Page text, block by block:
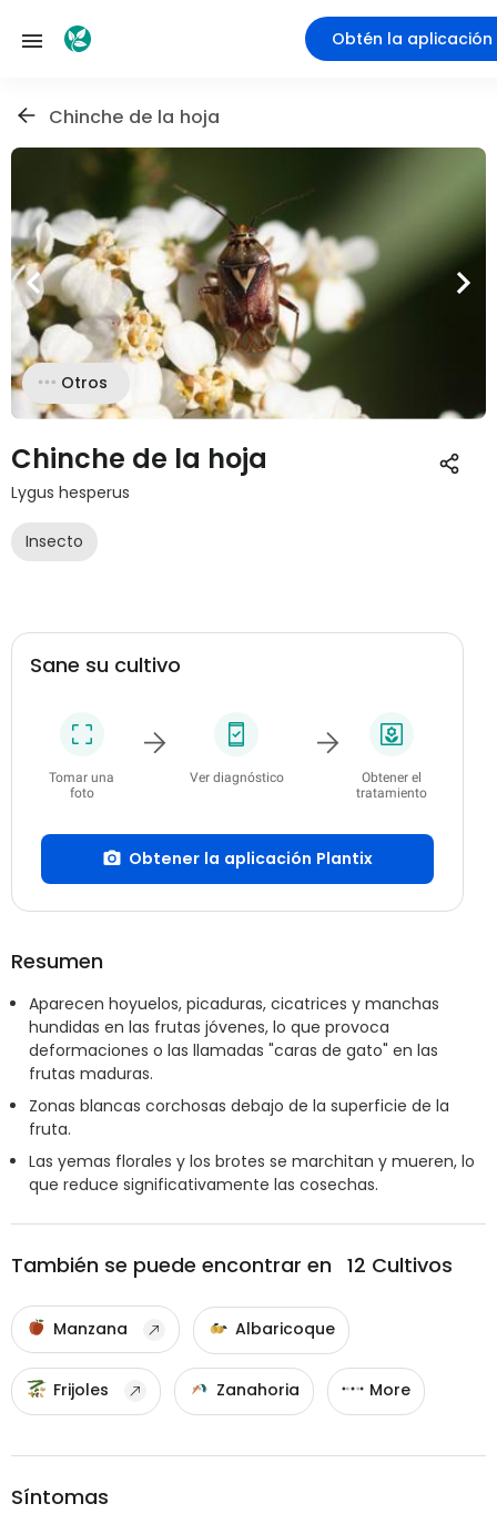
Obtén la aplicación
Chinche de la hoja
Otros
Chinche de la hoja
Lygus hesperus
Insecto
Sane su cultivo
Tomar una
foto
Ver diagnóstico
Obtener el
tratamiento
Obtener la aplicación Plantix
Resumen
Aparecen hoyuelos, picaduras, cicatrices y manchas
hundidas en las frutas jóvenes, lo que provoca
deformaciones o las llamadas "caras de gato" en las
frutas maduras.
Zonas blancas corchosas debajo de la superficie de la
fruta.
Las yemas florales y los brotes se marchitan y mueren, lo
que reduce significativamente las cosechas.
También se puede encontrar en 12 Cultivos
Manzana Albaricoque
Frijoles Zanahoria More
Síntomas